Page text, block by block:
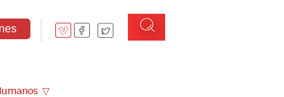
▽